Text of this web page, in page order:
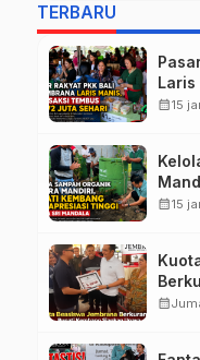
TERBARU
Laris
calendar_month15
calendar_month15
calendar_month